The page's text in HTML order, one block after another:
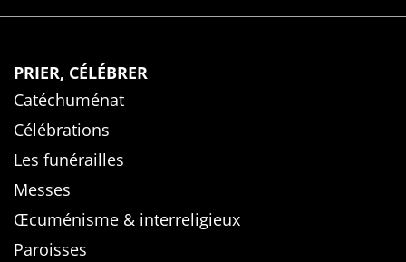
PRIER, CÉLÉBRER
Catéchuménat
Célébrations
Les funérailles
Messes
Œcuménisme & interreligieux
Paroisses